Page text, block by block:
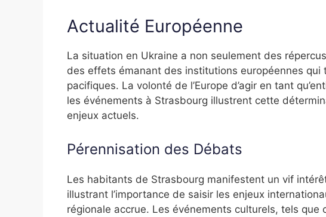
Actualité Européenne
La situation en Ukraine a non seulement des
des effets émanant des institutions européennes qui
pacifiques. La volonté de l’Europe d’agir en tant
les événements à Strasbourg illustrent cette
enjeux actuels.
Pérennisation des Débats
Les habitants de Strasbourg manifestent un vif
illustrant l’importance de saisir les enjeux
régionale accrue. Les événements culturels, tels que